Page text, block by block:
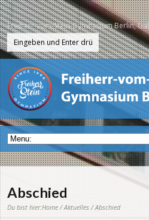
Freiherr-vom-Stein-Gymnasium Berlin,
Abschied
Du bist hier:Home/Aktuelles/ Abschied